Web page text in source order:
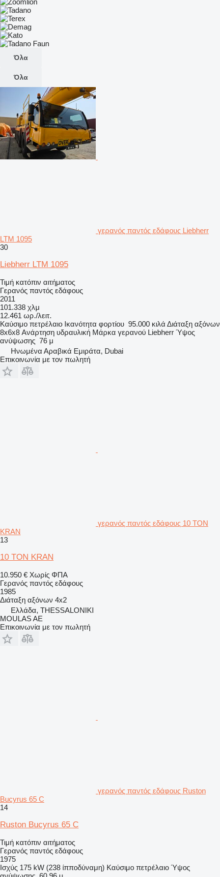
Όλα
Όλα
γερανός παντός εδάφους Liebherr
LTM 1095
30
Liebherr LTM 1095
Τιμή κατόπιν αιτήματος
Γερανός παντός εδάφους
2011
101.338 χλμ
12.461 ωρ./λειτ.
Καύσιμο πετρέλαιο Ικανότητα φορτίου 95.000 κιλά Διάταξη αξόνων
8x6x8 Ανάρτηση υδραυλική Μάρκα γερανού Liebherr Ύψος
ανύψωσης 76 μ
Hνωμένα Αραβικά Εμιράτα, Dubai
Επικοινωνία με τον πωλητή
γερανός παντός εδάφους 10 TON
KRAN
13
10 TON KRAN
10.950 € Χωρίς ΦΠΑ
Γερανός παντός εδάφους
1985
Διάταξη αξόνων 4x2
Ελλάδα, THESSALONIKI
MOULAS AE
Επικοινωνία με τον πωλητή
γερανός παντός εδάφους Ruston
Bucyrus 65 C
14
Ruston Bucyrus 65 C
Τιμή κατόπιν αιτήματος
Γερανός παντός εδάφους
1975
Ισχύς 175 kW (238 ίπποδύναμη) Καύσιμο πετρέλαιο Ύψος